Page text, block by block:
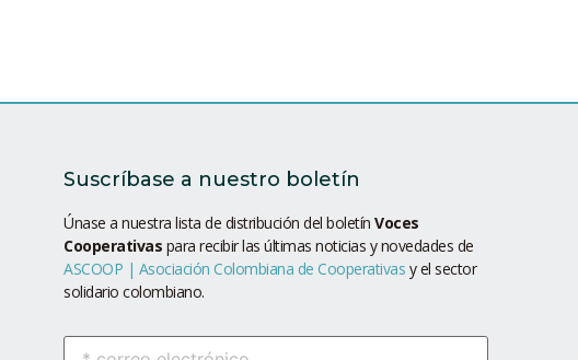
Suscríbase a nuestro boletín
Únase a nuestra lista de distribución del boletín Voces
Cooperativas para recibir las últimas noticias y novedades de
ASCOOP | Asociación Colombiana de Cooperativas y el sector
solidario colombiano.